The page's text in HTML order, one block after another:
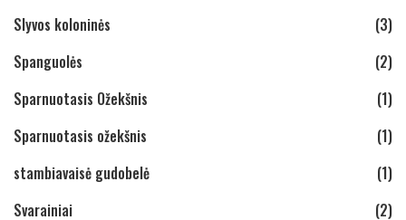
Slyvos koloninės
(3)
Spanguolės
(2)
Sparnuotasis Ožekšnis
(1)
Sparnuotasis ožekšnis
(1)
stambiavaisė gudobelė
(1)
Svarainiai
(2)